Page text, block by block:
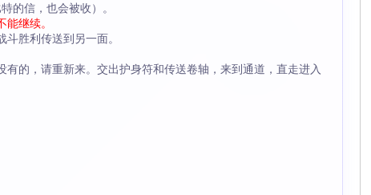
的信，也会被收）。
继续。
胜利传送到另一面。
的，请重新来。交出护身符和传送卷轴，来到通道，直走进入